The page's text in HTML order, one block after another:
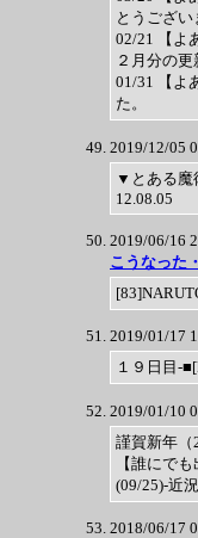
とうござい
02/21 【よ
２月分の更
01/31 【よ
た。
2019/12/05
▼とある魔
12.08.05
2019/06/16
こうなった
2019/01/17
１９日目-
2019/01/10
謹賀新年（
【誰にで
(09/25)-近
2018/06/17